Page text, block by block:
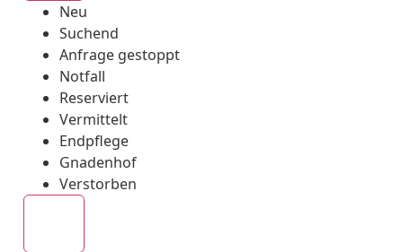
Neu
Suchend
Anfrage gestoppt
Notfall
Reserviert
Vermittelt
Endpflege
Gnadenhof
Verstorben